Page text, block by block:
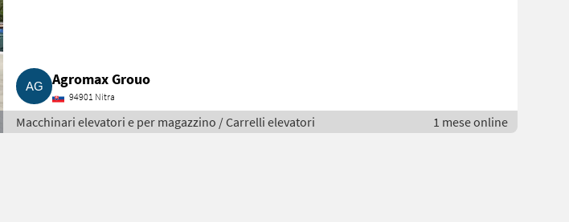
Agromax Grouo
94901 Nitra
Macchinari elevatori e per magazzino / Carrelli elevatori 1 mese online